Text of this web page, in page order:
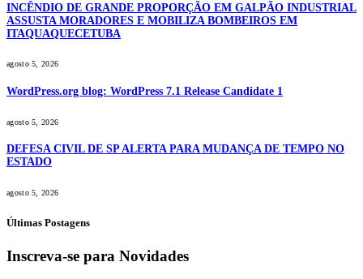
INCÊNDIO DE GRANDE PROPORÇÃO EM GALPÃO INDUSTRIAL
ASSUSTA MORADORES E MOBILIZA BOMBEIROS EM
ITAQUAQUECETUBA
agosto 5, 2026
WordPress.org blog: WordPress 7.1 Release Candidate 1
agosto 5, 2026
DEFESA CIVIL DE SP ALERTA PARA MUDANÇA DE TEMPO NO
ESTADO
agosto 5, 2026
Últimas Postagens
Inscreva-se para Novidades